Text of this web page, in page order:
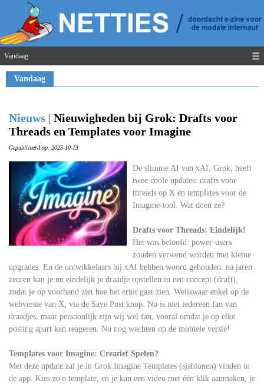
Vandaag ☰
Vandaag
Nieuws | Nieuwigheden bij Grok: Drafts voor
Threads en Templates voor Imagine
Gepubliceerd op: 2025-10-13
De slimme AI van xAI, Grok, heeft
twee coole updates: drafts voor
threads op X en templates voor de
Imagine-tool. Wat doen ze?
Drafts voor Threads: Eindelijk!
Het was beloofd: power-users
zouden verwend worden met kleine
upgrades. En de ontwikkelaars bij xAI hebben woord gehouden: na jaren
zeuren kan je nu eindelijk je draadje opstellen in een concept (draft),
zodat je op voorhand ziet hoe het eruit gaat zien. Weliswaar enkel op de
webversie van X, via de Save Post knop. Nu is niet iedereen fan van
draadjes, maar persoonlijk zijn wij wel fan, vooral omdat je op elke
posting apart kan reageren. Nu nog wachten op de mobiele versie!
Templates voor Imagine: Creatief Spelen?
Met deze update zal je in Grok Imagine Templates (sjablonen) vinden in
de app. Kies zo'n template, en je kan een video met één klik aanmaken, je